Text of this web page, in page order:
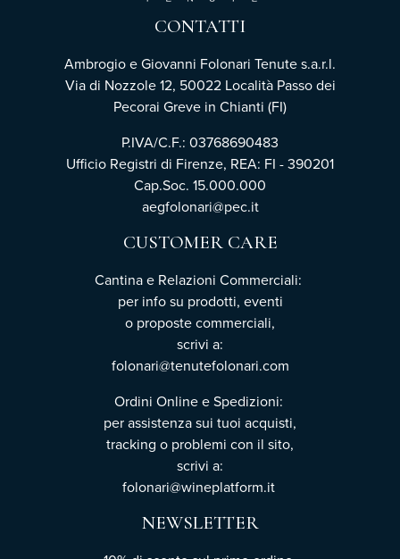
CONTATTI
Ambrogio e Giovanni Folonari Tenute s.a.r.l.
Via di Nozzole 12, 50022 Località Passo dei
Pecorai Greve in Chianti (FI)
P.IVA/C.F.: 03768690483
Ufficio Registri di Firenze, REA: FI - 390201
Cap.Soc. 15.000.000
aegfolonari@pec.it
CUSTOMER CARE
Cantina e Relazioni Commerciali:
per info su prodotti, eventi
o proposte commerciali,
scrivi a:
folonari@tenutefolonari.com
Ordini Online e Spedizioni:
per assistenza sui tuoi acquisti,
tracking o problemi con il sito,
scrivi a:
folonari@wineplatform.it
NEWSLETTER